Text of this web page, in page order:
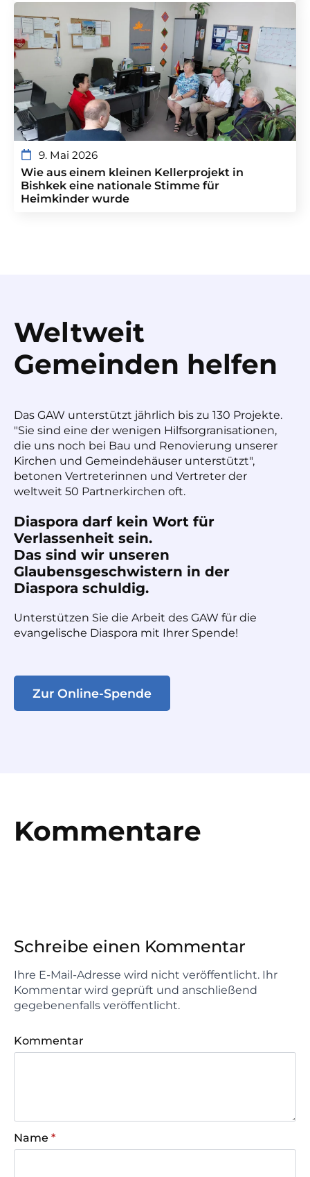
9. Mai 2026
Wie aus einem kleinen Kellerprojekt in
Bishkek eine nationale Stimme für
Heimkinder wurde
Weltweit
Gemeinden helfen
Das GAW unterstützt jährlich bis zu 130 Projekte.
"Sie sind eine der wenigen Hilfsorgranisationen,
die uns noch bei Bau und Renovierung unserer
Kirchen und Gemeindehäuser unterstützt",
betonen Vertreterinnen und Vertreter der
weltweit 50 Partnerkirchen oft.
Diaspora darf kein Wort für
Verlassenheit sein.
Das sind wir unseren
Glaubensgeschwistern in der
Diaspora schuldig.
Unterstützen Sie die Arbeit des GAW für die
evangelische Diaspora mit Ihrer Spende!
Zur Online-Spende
Kommentare
Schreibe einen Kommentar
Ihre E-Mail-Adresse wird nicht veröffentlicht. Ihr
Kommentar wird geprüft und anschließend
gegebenenfalls veröffentlicht.
Kommentar
Name *